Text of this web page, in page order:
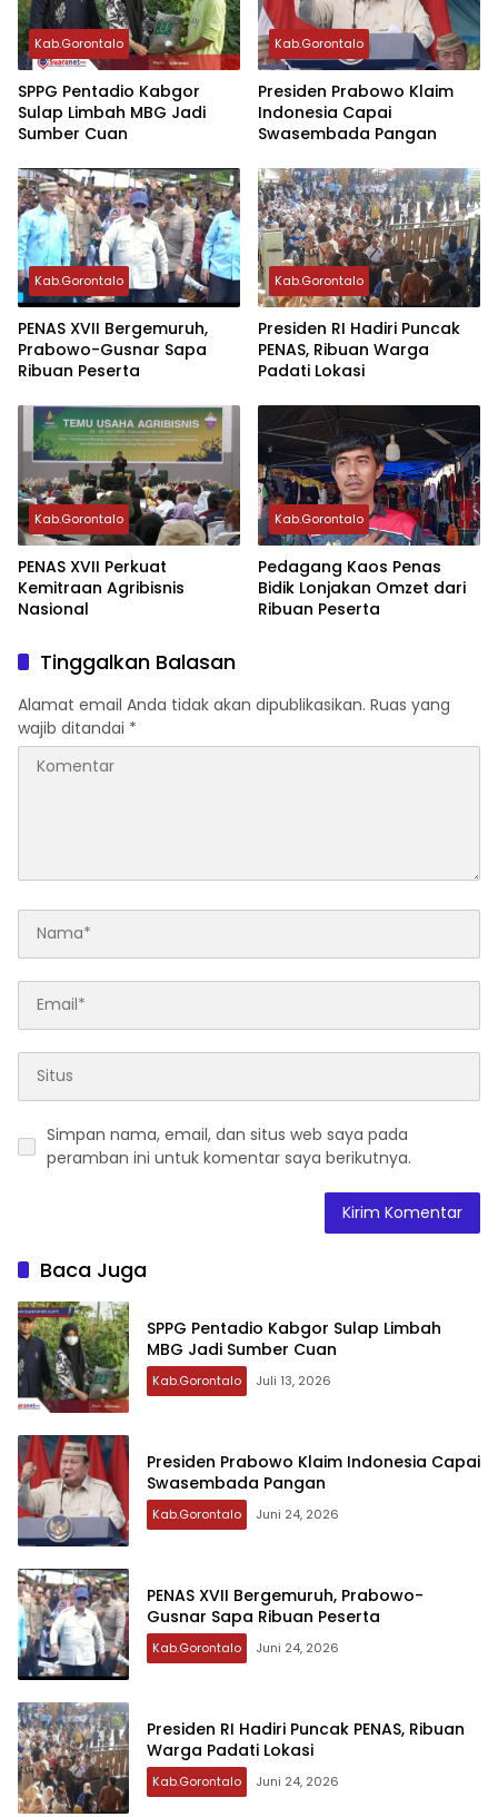
Kab.Gorontalo
‎SPPG Pentadio Kabgor
Sulap Limbah MBG Jadi
Sumber Cuan ‎‎
Kab.Gorontalo
Presiden Prabowo Klaim
Indonesia Capai
Swasembada Pangan
Kab.Gorontalo
PENAS XVII Bergemuruh,
Prabowo-Gusnar Sapa
Ribuan Peserta
Kab.Gorontalo
Presiden RI Hadiri Puncak
PENAS, Ribuan Warga
Padati Lokasi
Kab.Gorontalo
PENAS XVII Perkuat
Kemitraan Agribisnis
Nasional
Kab.Gorontalo
Pedagang Kaos Penas
Bidik Lonjakan Omzet dari
Ribuan Peserta
Tinggalkan Balasan
Alamat email Anda tidak akan dipublikasikan. Ruas yang
wajib ditandai *
Simpan nama, email, dan situs web saya pada
peramban ini untuk komentar saya berikutnya.
Baca Juga
‎SPPG Pentadio Kabgor Sulap Limbah
MBG Jadi Sumber Cuan ‎‎
Kab.Gorontalo Juli 13, 2026
Presiden Prabowo Klaim Indonesia Capai
Swasembada Pangan
Kab.Gorontalo Juni 24, 2026
PENAS XVII Bergemuruh, Prabowo-
Gusnar Sapa Ribuan Peserta
Kab.Gorontalo Juni 24, 2026
Presiden RI Hadiri Puncak PENAS, Ribuan
Warga Padati Lokasi
Kab.Gorontalo Juni 24, 2026